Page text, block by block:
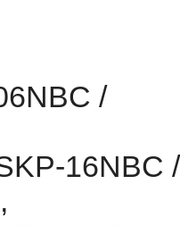
/
16NBC /